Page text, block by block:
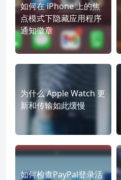
如何在 iPhone 上的焦
点模式下隐藏应用程序
通知徽章
为什么 Apple Watch 更
新和传输如此缓慢
如何检查PayPal登录活